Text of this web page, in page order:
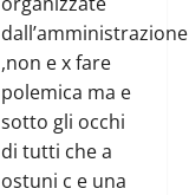
dall’amministrazione
,non e x fare
polemica ma e
sotto gli occhi
di tutti che a
ostuni c e una